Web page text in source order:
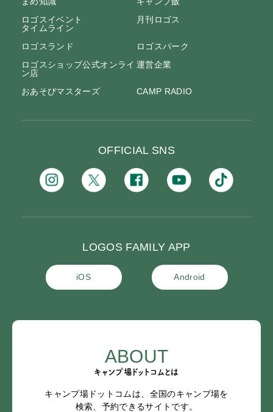
ロゴスイベント
タイムライン
月刊ロゴス
ロゴスランド
ロゴスパーク
ロゴスショップ公式オンライ
ン店
運営企業
おあそびマスターズ CAMP RADIO
OFFICIAL SNS
LOGOS FAMILY APP
iOS Android
ABOUT
キャンプ場ドットコムとは
キャンプ場ドットコムは、全国のキャンプ場を
検索、予約できるサイトです。